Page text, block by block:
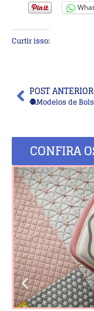
Curtir isso:
POST ANTERIOR
CONFIRA